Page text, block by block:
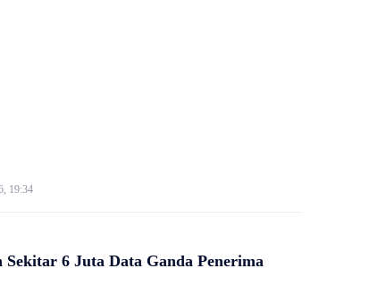
19:34
Sekitar 6 Juta Data Ganda Penerima